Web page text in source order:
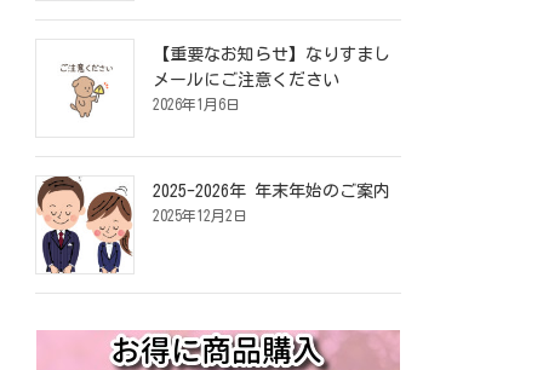
【重要なお知らせ】なりすまし
メールにご注意ください
2026年1月6日
2025-2026年 年末年始のご案内
2025年12月2日